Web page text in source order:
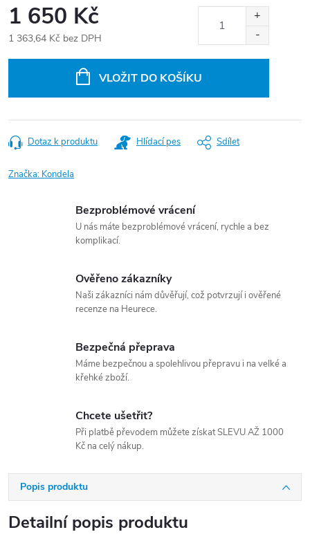
1 650 Kč
1 363,64 Kč bez DPH
VLOŽIT DO KOŠÍKU
Dotaz k produktu Hlídací pes Sdílet
Značka: Kondela
Bezproblémové vrácení
U nás máte bezproblémové vrácení, rychle a bez
komplikací.
Ověřeno zákazníky
Naši zákazníci nám důvěřují, což potvrzují i ověřené
recenze na Heurece.
Bezpečná přeprava
Máme bezpečnou a spolehlivou přepravu i na velké a
křehké zboží.
Chcete ušetřit?
Při platbě převodem můžete získat SLEVU AŽ 1000
Kč na celý nákup.
Popis produktu
Detailní popis produktu